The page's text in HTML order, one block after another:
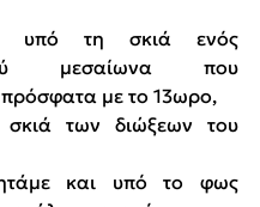
υπό τη σκιά ενός
μεσαίωνα που
με το 13ωρο,
των διώξεων του
και υπό το φως